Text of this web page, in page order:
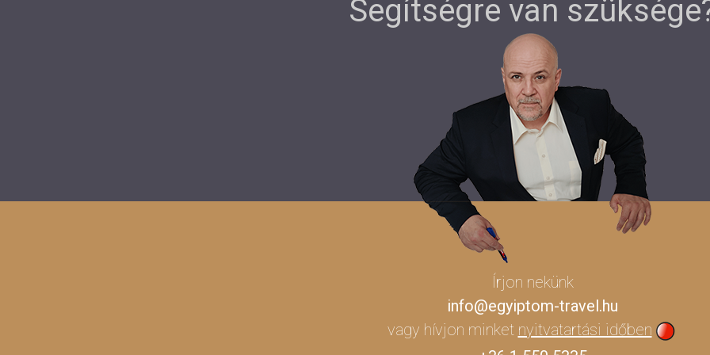
Segítségre van
Írjon nekünk
info@egyiptom-travel.hu
vagy hívjon minket nyitvatartási időben